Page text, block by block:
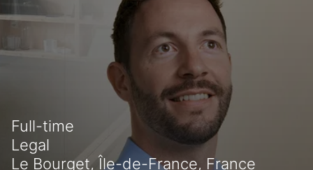
Full-time
Legal
Le Bourget, Île-de-France, France